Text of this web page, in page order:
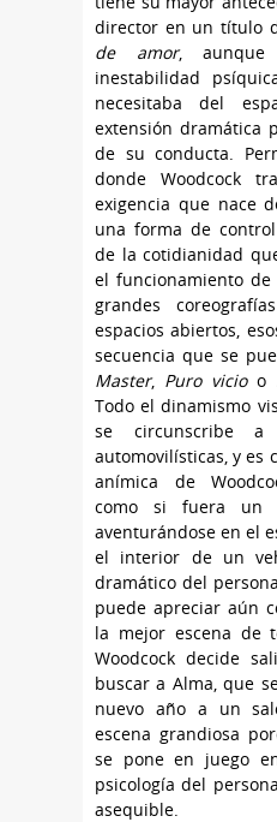
director en un título
de amor,
inestabilidad
necesitaba del
extensión dramática
de su conducta.
donde Woodcock
exigencia que nace
una forma de
de la cotidianidad
el funcionamiento de
grandes
espacios abiertos,
secuencia que se
Master, Puro vicioo
Todo el dinamismo
se circunscribe a
automovilísticas, y es
anímica de
como si fuera un
aventurándose en el
el interior de un
dramático del
puede apreciar aún
la mejor escena de
Woodcock decide
buscar a Alma, que
nuevo año a un
escena grandiosa
se pone en juego
psicología del
asequible.